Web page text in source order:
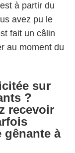
à partir du
avez pu le
fait un câlin
au moment du
sur
?
recevoir
à